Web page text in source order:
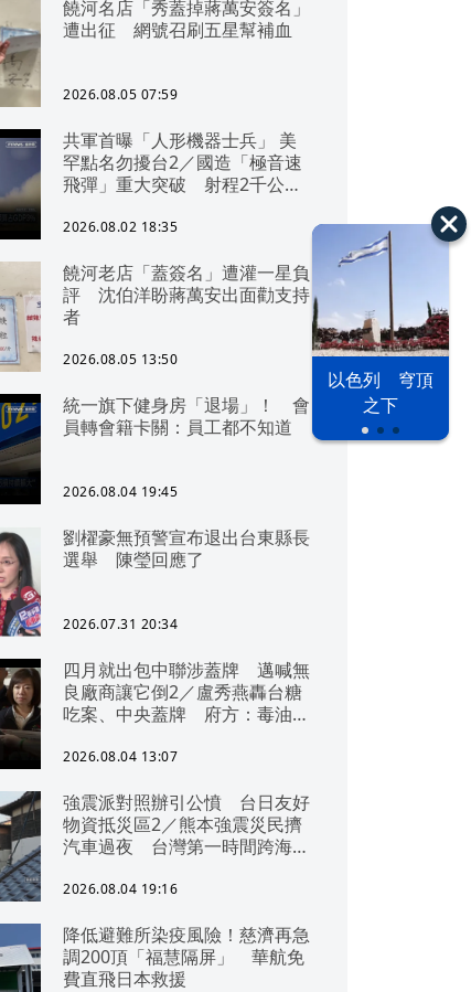
以色列 穹頂
之下
饒河名店「秀蓋掉蔣萬安簽名」
遭出征 網號召刷五星幫補血
2026.08.05 07:59
共軍首曝「人形機器士兵」 美
罕點名勿擾台2／國造「極音速
飛彈」重大突破 射程2千公里
2026.08.02 18:35
饒河老店「蓋簽名」遭灌一星負
評 沈伯洋盼蔣萬安出面勸支持
者
2026.08.05 13:50
統一旗下健身房「退場」！ 會
員轉會籍卡關：員工都不知道
2026.08.04 19:45
劉櫂豪無預警宣布退出台東縣長
選舉 陳瑩回應了
2026.07.31 20:34
四月就出包中聯涉蓋牌 邁喊無
良廠商讓它倒2／盧秀燕轟台糖
吃案、中央蓋牌 府方：毒油一
2026.08.04 13:07
強震派對照辦引公憤 台日友好
物資抵災區2／熊本強震災民擠
汽車過夜 台灣第一時間跨海急
2026.08.04 19:16
降低避難所染疫風險！慈濟再急
調200頂「福慧隔屏」 華航免
費直飛日本救援